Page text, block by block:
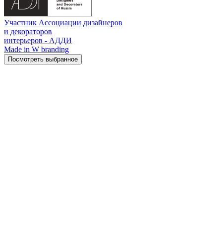
Участник Ассоциации дизайнеров
и декораторов
интерьеров - АДДИ
Made in W branding
Посмотреть выбранное